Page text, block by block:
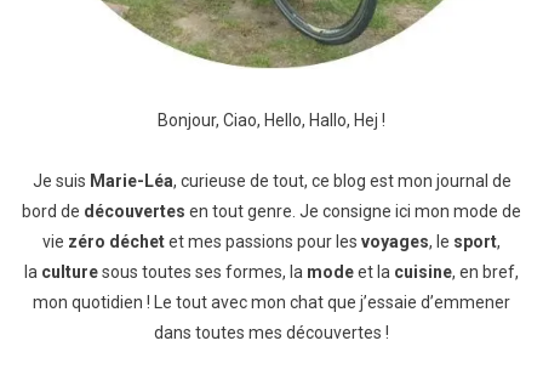
Bonjour, Ciao, Hello, Hallo, Hej !
Je suis Marie-Léa, curieuse de tout, ce blog est mon journal de
bord de découvertes en tout genre. Je consigne ici mon mode de
vie zéro déchetet mes passions pour les voyages, le sport,
la culturesous toutes ses formes, la modeet la cuisine, en bref,
mon quotidien ! Le tout avec mon chat que j’essaie d’emmener
dans toutes mes découvertes !